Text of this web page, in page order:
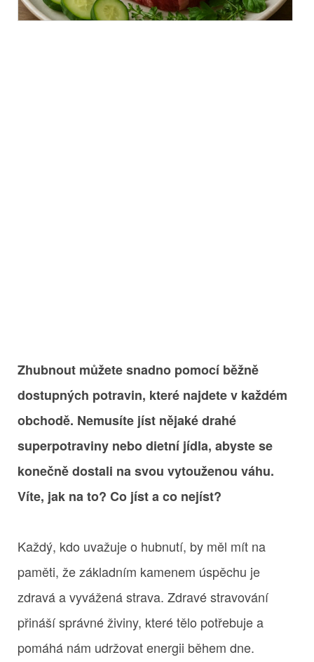
Zhubnout můžete snadno pomocí běžně
dostupných potravin, které najdete v každém
obchodě. Nemusíte jíst nějaké drahé
superpotraviny nebo dietní jídla, abyste se
konečně dostali na svou vytouženou váhu.
Víte, jak na to? Co jíst a co nejíst?
Každý, kdo uvažuje o hubnutí, by měl mít na
paměti, že základním kamenem úspěchu je
zdravá a vyvážená strava. Zdravé stravování
přináší správné živiny, které tělo potřebuje a
pomáhá nám udržovat energii během dne.